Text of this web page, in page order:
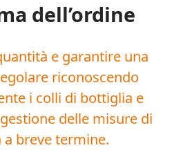
dell’ordine
e garantire una
riconoscendo
i colli di bottiglia e
delle misure di
a breve termine.